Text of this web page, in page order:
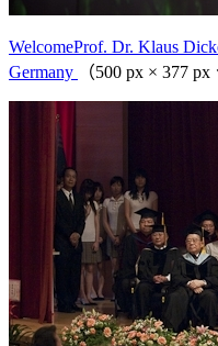
WelcomeProf. Dr. Klaus
Germany
（500 px × 377 px